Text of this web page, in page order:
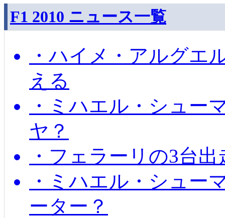
F1 2010 ニュース一覧
・ハイメ・アルグエ
える
・ミハエル・シュー
ヤ？
・フェラーリの3台
・ミハエル・シュー
ーター？